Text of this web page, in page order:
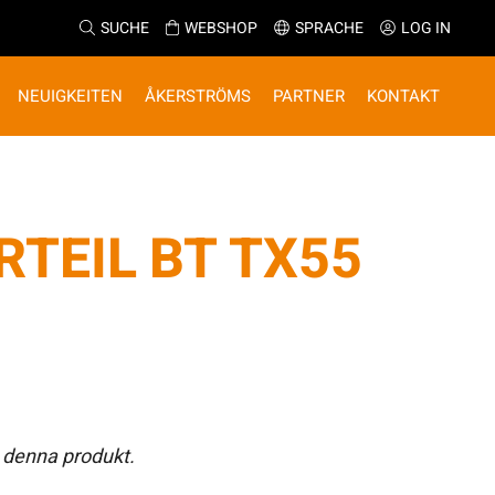
SUCHE WEBSHOP SPRACHE LOG IN
NEUIGKEITEN ÅKERSTRÖMS PARTNER KONTAKT
BT TX55
produkt.